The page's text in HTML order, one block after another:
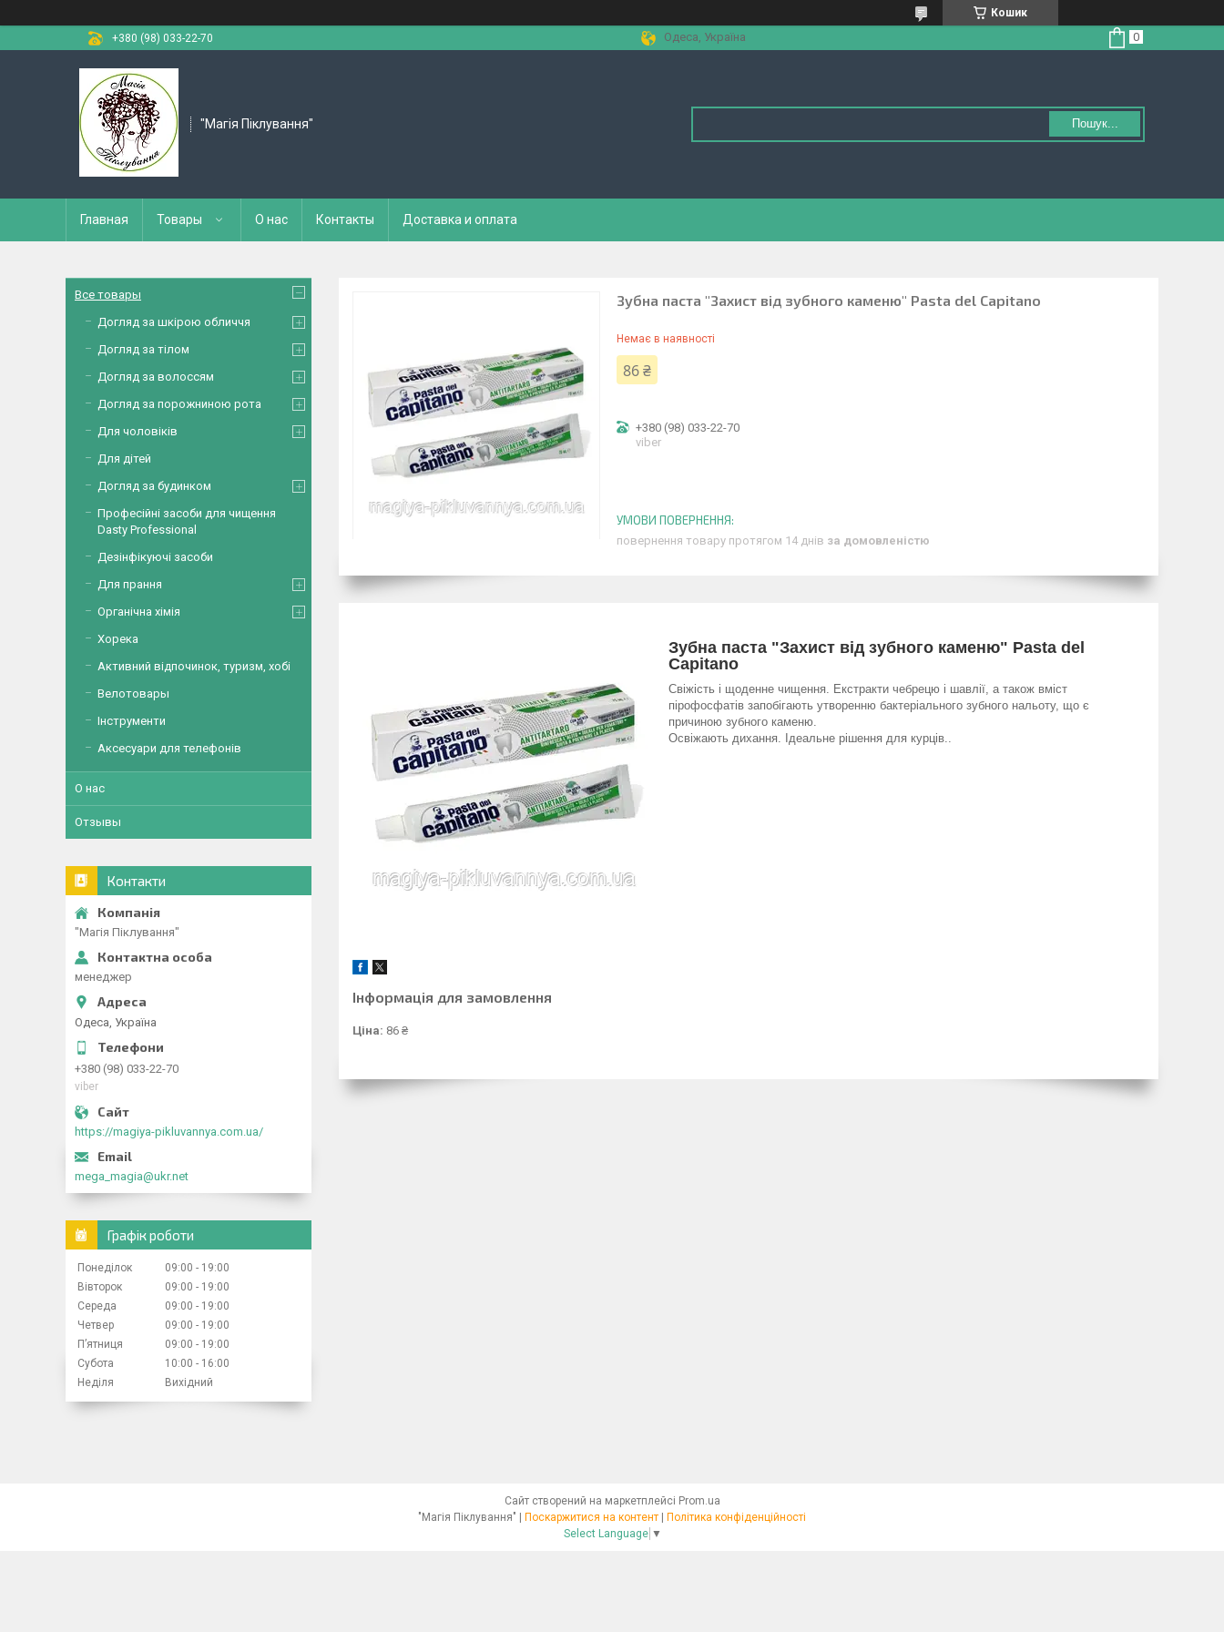
Кошик
+380 (98) 033-22-70
Одеса, Україна
"Магія Піклування" Пошук...
Главная Товары О нас Контакты Доставка и оплата
Зубна паста "Захист від зубного каменю" Pasta del Capitano
Немає в наявності
86 ₴
+380 (98) 033-22-70
viber
повернення товару протягом 14 днів за домовленістю
Зубна паста "Захист від зубного каменю" Pasta del
Capitano
Свіжість і щоденне чищення. Екстракти чебрецю і шавлії, а також вміст
пірофосфатів запобігають утворенню бактеріального зубного нальоту, що є
причиною зубного каменю.
Освіжають дихання. Ідеальне рішення для курців..
Інформація для замовлення
Ціна: 86 ₴
Все товары
Догляд за шкірою обличчя
Догляд за тілом
Догляд за волоссям
Догляд за порожниною рота
Для чоловіків
Для дітей
Догляд за будинком
Професійні засоби для чищення
Dasty Professional
Дезінфікуючі засоби
Для прання
Органічна хімія
Хорека
Активний відпочинок, туризм, хобі
Велотовары
Інструменти
Аксесуари для телефонів
О нас
Отзывы
Контакти
"Магія Піклування"
менеджер
Одеса, Україна
+380 (98) 033-22-70
viber
https://magiya-pikluvannya.com.ua/
mega_magia@ukr.net
Графік роботи
Понеділок 09:00
19:00
Вівторок
09:00
19:00
Середа
09:00
19:00
Четвер
09:00
19:00
Пʼятниця
09:00
19:00
Субота
10:00
16:00
Неділя
Вихідний
Сайт створений на маркетплейсі Prom.ua
"Магія Піклування" | Поскаржитися на контент | Політика конфіденційності
Select Language ▼